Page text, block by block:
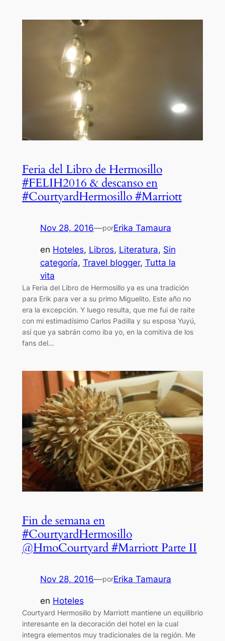
Feria del Libro de Hermosillo
#FELIH2016 & descanso en
#CourtyardHermosillo #Marriott
Nov 28, 2016—porErika Tamaura
en Hoteles, Libros, Literatura, Sin
categoría, Travel blogger, Tutta la
vita
La Feria del Libro de Hermosillo ya es una tradición
para Erik para ver a su primo Miguelito. Este año no
era la excepción. Y luego resulta, que me fui de raite
con mi estimadísimo Carlos Padilla y su esposa Yuyú,
así que ya sabrán como iba yo, en la comitiva de los
fans del…
Fin de semana en
#CourtyardHermosillo
@HmoCourtyard #Marriott Parte II
Nov 28, 2016—porErika Tamaura
en Hoteles
Courtyard Hermosillo by Marriott mantiene un equilibrio
interesante en la decoración del hotel en la cual
integra elementos muy tradicionales de la región. Me